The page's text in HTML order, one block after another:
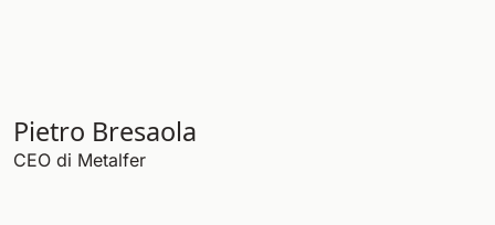
Pietro Bresaola
CEO di Metalfer